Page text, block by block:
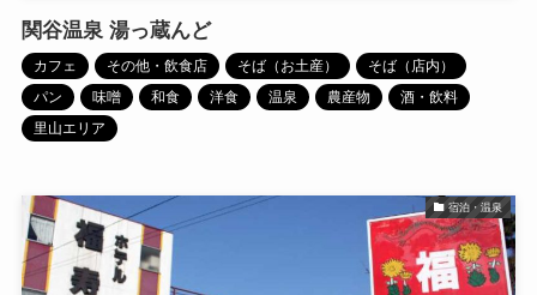
関谷温泉 湯っ蔵んど
カフェ その他・飲食店 そば（お土産）
そば（店内）
パン
味噌 和食 洋食 温泉 農産物
酒・飲料
里山エリア
宿泊・温泉